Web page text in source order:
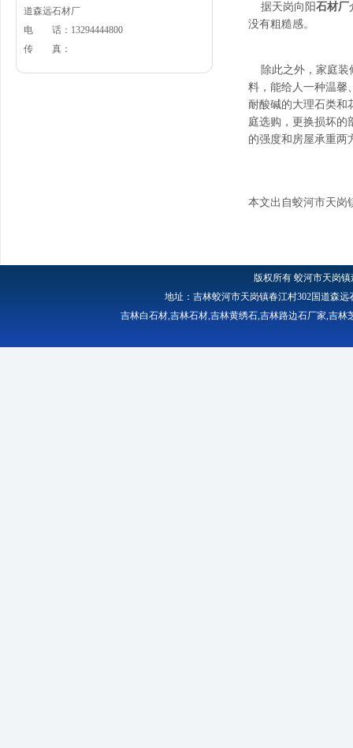
道森远石材厂
电 话：13294444800
传 真：
据天岗向阳石材厂
没有粗糙感。
除此之外，家庭装
料，能给人一种温馨
耐酸碱的大理石类和
庭选购，更换损坏的
的强度和房屋承重两
本文出自蛟河市天岗
版权所有蛟河市天岗
地址：吉林蛟河市天岗镇春江村302国道森远
吉林白石材,吉林石材,吉林黄绣石,吉林路边石厂家,吉林